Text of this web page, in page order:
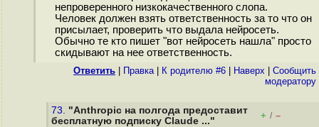
непроверенного низкокачественного слопа.
Человек должен взять ответственность за то что он
присылает, проверить что выдала нейросеть.
Обычно те кто пишет "вот нейросеть нашла" просто
скидывают на нее ответственность.
Ответить Правка| К родителю #6 Наверх
Cообщить
модератору
73. "Anthropic на полгода предоставит
бесплатную подписку Claude ..."
+ / –